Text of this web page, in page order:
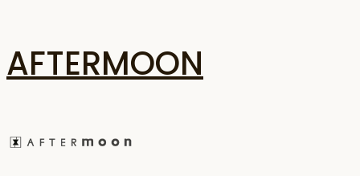
AFTERMOON